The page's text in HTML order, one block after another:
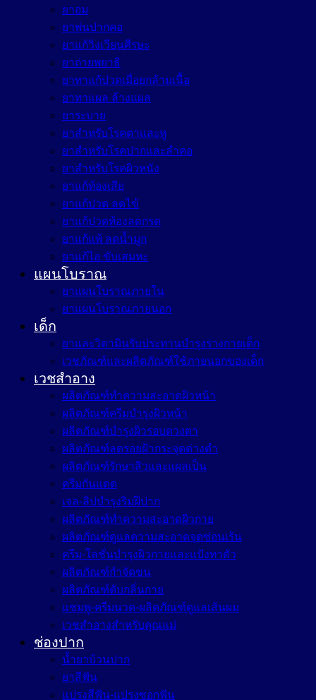
ยาอม
ยาพ่นปากคอ
ยาแก้วิงเวียนศีรษะ
ยาถ่ายพยาธิ
ยาทาแก้ปวดเมื่อยกล้ามเนื้อ
ยาทาแผล ล้างแผล
ยาระบาย
ยาสำหรับโรคตาและหู
ยาสำหรับโรคปากและลำคอ
ยาสำหรับโรคผิวหนัง
ยาแก้ท้องเสีย
ยาแก้ปวด ลดไข้
ยาแก้ปวดท้องลดกรด
ยาแก้แพ้ ลดน้ำมูก
ยาแก้ไอ ขับเสมหะ
แผนโบราณ
ยาแผนโบราณภายใน
ยาแผนโบราณภายนอก
เด็ก
ยาและวิตามินรับประทานบำรุงร่างกายเด็ก
เวชภัณฑ์และผลิตภัณฑ์ใช้ภายนอกของเด็ก
เวชสำอาง
ผลิตภัณฑ์ทำความสะอาดผิวหน้า
ผลิตภัณฑ์ครีมบำรุงผิวหน้า
ผลิตภัณฑ์บำรุงผิวรอบดวงตา
ผลิตภัณฑ์ลดรอยฝ้ากระจุดด่างดำ
ผลิตภัณฑ์รักษาสิวและแผลเป็น
ครีมกันแดด
เจล-ลิปบำรุงริมฝีปาก
ผลิตภัณฑ์ทำความสะอาดผิวกาย
ผลิตภัณฑ์ดูแลความสะอาดจุดซ่อนเร้น
ครีม-โลชั่นบำรุงผิวกายและแป้งทาตัว
ผลิตภัณฑ์กำจัดขน
ผลิตภัณฑ์ดับกลิ่นกาย
แชมพู-ครีมนวด-ผลิตภัณฑ์ดูแลเส้นผม
เวชสำอางสำหรับคุณแม่
ช่องปาก
น้ำยาบ้วนปาก
ยาสีฟัน
แปรงสีฟัน-แปรงซอกฟัน